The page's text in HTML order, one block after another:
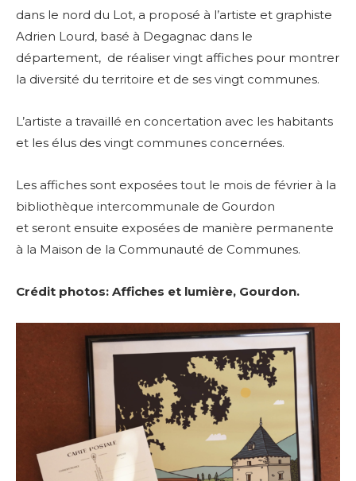
dans le nord du Lot, a proposé à l’artiste et graphiste
Adrien Lourd, basé à Degagnac dans le
département, de réaliser vingt affiches pour montrer
la diversité du territoire et de ses vingt communes.
L’artiste a travaillé en concertation avec les habitants
et les élus des vingt communes concernées.
Les affiches sont exposées tout le mois de février à la
bibliothèque intercommunale de Gourdon
et seront ensuite exposées de manière permanente
à la Maison de la Communauté de Communes.
Crédit photos: Affiches et lumière, Gourdon.